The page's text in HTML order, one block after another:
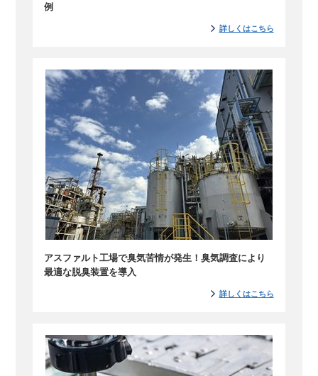
例
詳しくはこちら
アスファルト工場で臭気苦情が発生！臭気調査により
最適な脱臭装置を導入
詳しくはこちら